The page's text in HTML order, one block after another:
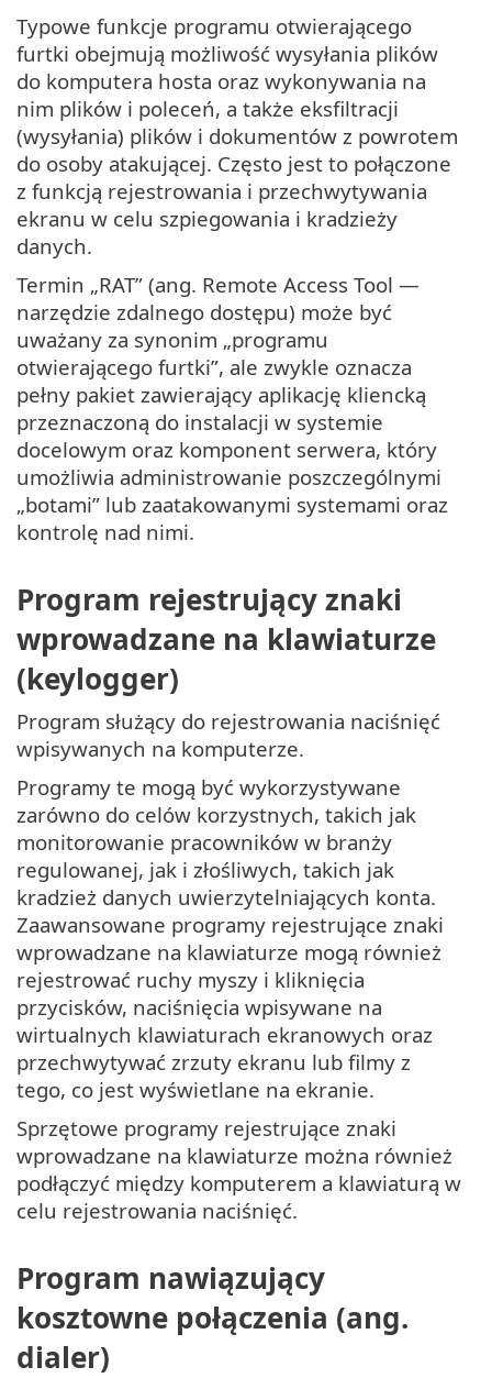
Typowe funkcje programu otwierającego
furtki obejmują możliwość wysyłania plików
do komputera hosta oraz wykonywania na
nim plików i poleceń, a także eksfiltracji
(wysyłania) plików i dokumentów z powrotem
do osoby atakującej. Często jest to połączone
z funkcją rejestrowania i przechwytywania
ekranu w celu szpiegowania i kradzieży
danych.
Termin „RAT” (ang. Remote Access Tool —
narzędzie zdalnego dostępu) może być
uważany za synonim „programu
otwierającego furtki”, ale zwykle oznacza
pełny pakiet zawierający aplikację kliencką
przeznaczoną do instalacji w systemie
docelowym oraz komponent serwera, który
umożliwia administrowanie poszczególnymi
„botami” lub zaatakowanymi systemami oraz
kontrolę nad nimi.
Program rejestrujący znaki
wprowadzane na klawiaturze
(keylogger)
Program służący do rejestrowania naciśnięć
wpisywanych na komputerze.
Programy te mogą być wykorzystywane
zarówno do celów korzystnych, takich jak
monitorowanie pracowników w branży
regulowanej, jak i złośliwych, takich jak
kradzież danych uwierzytelniających konta.
Zaawansowane programy rejestrujące znaki
wprowadzane na klawiaturze mogą również
rejestrować ruchy myszy i kliknięcia
przycisków, naciśnięcia wpisywane na
wirtualnych klawiaturach ekranowych oraz
przechwytywać zrzuty ekranu lub filmy z
tego, co jest wyświetlane na ekranie.
Sprzętowe programy rejestrujące znaki
wprowadzane na klawiaturze można również
podłączyć między komputerem a klawiaturą w
celu rejestrowania naciśnięć.
Program nawiązujący
kosztowne połączenia (ang.
dialer)